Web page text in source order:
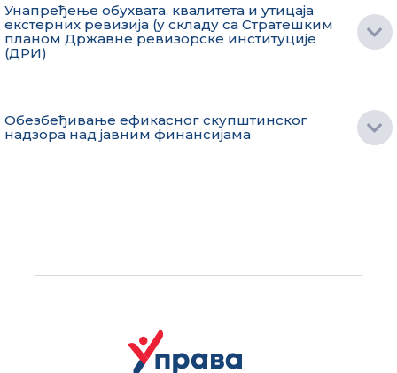
Унапређење обухвата, квалитета и утицаја
екстерних ревизија (у складу са Стратешким
планом Државне ревизорске институције
(ДРИ)
Обезбеђивање ефикасног скупштинског
надзора над јавним финансијама